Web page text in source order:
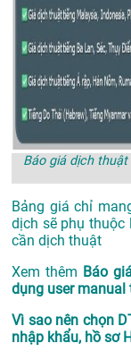
Báo giá dịch
Bảng giá chỉ
dịch sẽ phụ
cần dịch thuật
Xem thêm Báo
dụng user manual
Vì sao nên chọn
nhập khẩu, hồ sơ